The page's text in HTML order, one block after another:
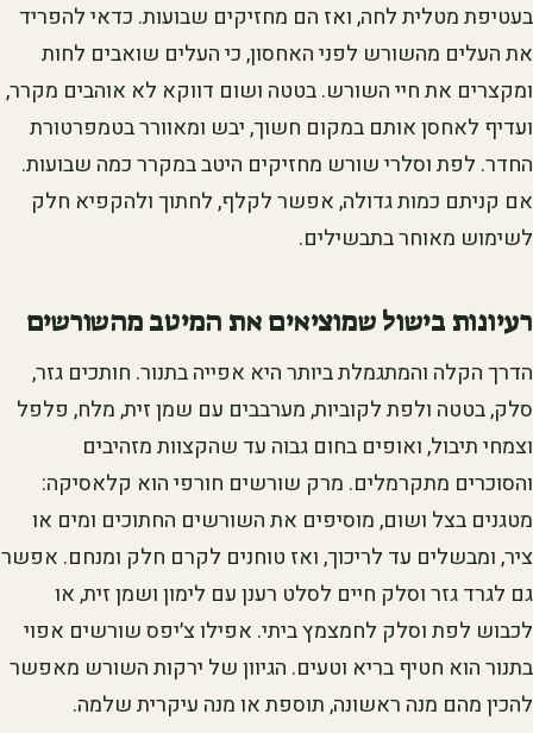
בעטיפת מטלית לחה, ואז הם מחזיקים שבועות. כדאי להפריד
את העלים מהשורש לפני האחסון, כי העלים שואבים לחות
ומקצרים את חיי השורש. בטטה ושום דווקא לא אוהבים מקרר,
ועדיף לאחסן אותם במקום חשוך, יבש ומאוורר בטמפרטורת
החדר. לפת וסלרי שורש מחזיקים היטב במקרר כמה שבועות.
אם קניתם כמות גדולה, אפשר לקלף, לחתוך ולהקפיא חלק
לשימוש מאוחר בתבשילים.
רעיונות בישול שמוציאים את המיטב מהשורשים
הדרך הקלה והמתגמלת ביותר היא אפייה בתנור. חותכים גזר,
סלק, בטטה ולפת לקוביות, מערבבים עם שמן זית, מלח, פלפל
וצמחי תיבול, ואופים בחום גבוה עד שהקצוות מזהיבים
והסוכרים מתקרמלים. מרק שורשים חורפי הוא קלאסיקה:
מטגנים בצל ושום, מוסיפים את השורשים החתוכים ומים או
ציר, ומבשלים עד לריכוך, ואז טוחנים לקרם חלק ומנחם. אפשר
גם לגרד גזר וסלק חיים לסלט רענן עם לימון ושמן זית, או
לכבוש לפת וסלק לחמצמץ ביתי. אפילו צ׳יפס שורשים אפוי
בתנור הוא חטיף בריא וטעים. הגיוון של ירקות השורש מאפשר
להכין מהם מנה ראשונה, תוספת או מנה עיקרית שלמה.